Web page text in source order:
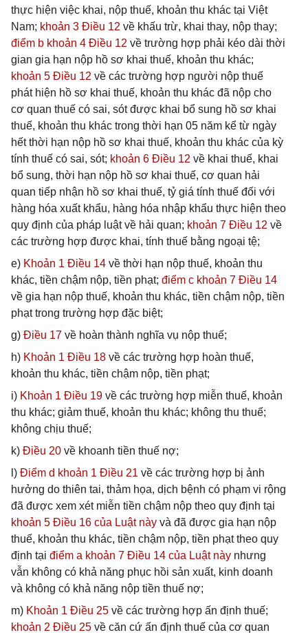
thực hiện việc khai, nộp thuế, khoản thu khác tại Việt
Nam; khoản 3 Điều 12 về khấu trừ, khai thay, nộp thay;
điểm b khoản 4 Điều 12 về trường hợp phải kéo dài thời
gian gia hạn nộp hồ sơ khai thuế, khoản thu khác;
khoản 5 Điều 12 về các trường hợp người nộp thuế
phát hiện hồ sơ khai thuế, khoản thu khác đã nộp cho
cơ quan thuế có sai, sót được khai bổ sung hồ sơ khai
thuế, khoản thu khác trong thời hạn 05 năm kể từ ngày
hết thời hạn nộp hồ sơ khai thuế, khoản thu khác của kỳ
tính thuế có sai, sót; khoản 6 Điều 12 về khai thuế, khai
bổ sung, thời hạn nộp hồ sơ khai thuế, cơ quan hải
quan tiếp nhận hồ sơ khai thuế, tỷ giá tính thuế đối với
hàng hóa xuất khẩu, hàng hóa nhập khẩu thực hiện theo
quy định của pháp luật về hải quan; khoản 7 Điều 12 về
các trường hợp được khai, tính thuế bằng ngoại tệ;
e) Khoản 1 Điều 14 về thời hạn nộp thuế, khoản thu
khác, tiền chậm nộp, tiền phạt; điểm c khoản 7 Điều 14
về gia hạn nộp thuế, khoản thu khác, tiền chậm nộp, tiền
phạt trong trường hợp đặc biệt;
g) Điều 17 về hoàn thành nghĩa vụ nộp thuế;
h) Khoản 1 Điều 18 về các trường hợp hoàn thuế,
khoản thu khác, tiền chậm nộp, tiền phạt;
i) Khoản 1 Điều 19 về các trường hợp miễn thuế, khoản
thu khác; giảm thuế, khoản thu khác; không thu thuế;
không chịu thuế;
k) Điều 20 về khoanh tiền thuế nợ;
l) Điểm d khoản 1 Điều 21 về các trường hợp bị ảnh
hưởng do thiên tai, thảm họa, dịch bệnh có phạm vi rộng
đã được xem xét miễn tiền chậm nộp theo quy định tại
khoản 5 Điều 16 của Luật này và đã được gia hạn nộp
thuế, khoản thu khác, tiền chậm nộp, tiền phạt theo quy
định tại điểm a khoản 7 Điều 14 của Luật này nhưng
vẫn không có khả năng phục hồi sản xuất, kinh doanh
và không có khả năng nộp tiền thuế nợ;
m) Khoản 1 Điều 25 về các trường hợp ấn định thuế;
khoản 2 Điều 25 về căn cứ ấn định thuế của cơ quan